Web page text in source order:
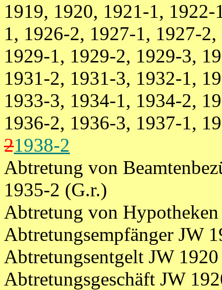
1919, 1920, 1921-1,
1, 1926-2, 1927-1, 1927-
1929-1, 1929-2, 1929-3,
1931-2, 1931-3, 1932-1,
1933-3, 1934-1, 1934-2,
1936-2, 1936-3, 1937-1,
21938-2
Abtretung von
1935-2 (G.r.)
Abtretung von
Abtretungsempfänger JW
Abtretungsentgelt JW 1920
Abtretungsgeschäft JW